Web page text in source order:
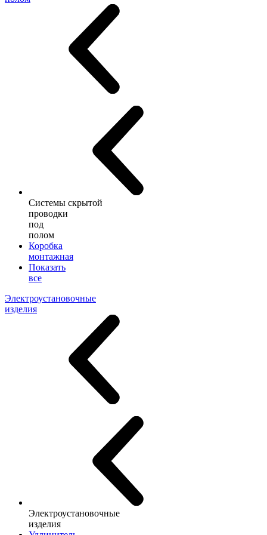
Системы скрытой
проводки
под
полом
Коробка
монтажная
Показать
все
Электроустановочные
изделия
Электроустановочные
изделия